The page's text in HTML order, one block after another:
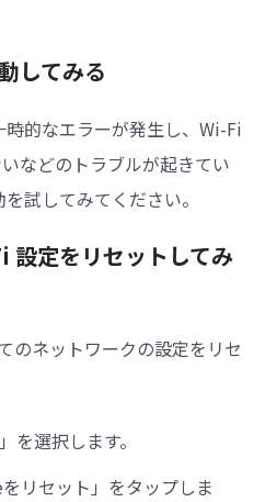
してみる
的なエラーが発生し、Wi-Fi
などのトラブルが起きてい
試してみてください。
定をリセットしてみ
のネットワークの設定をリセ
を選択します。
リセット」をタップしま